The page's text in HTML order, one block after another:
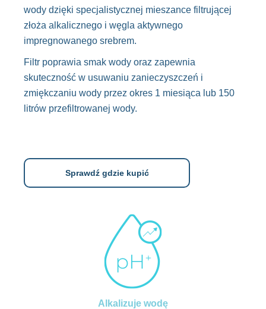
wody dzięki specjalistycznej mieszance filtrującej
złoża alkalicznego i węgla aktywnego
impregnowanego srebrem.
Filtr poprawia smak wody oraz zapewnia
skuteczność w usuwaniu zanieczyszczeń i
zmiękczaniu wody przez okres 1 miesiąca lub 150
litrów przefiltrowanej wody.
Sprawdź gdzie kupić
Alkalizuje wodę